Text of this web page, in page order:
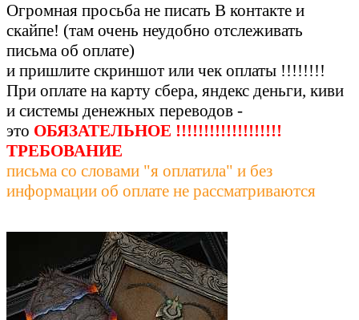
Огромная просьба не писать В контакте и
скайпе! (там очень неудобно отслеживать
письма об оплате)
и пришлите скриншот или чек оплаты !!!!!!!!
При оплате на карту сбера, яндекс деньги, киви
и системы денежных переводов -
это ОБЯЗАТЕЛЬНОЕ !!!!!!!!!!!!!!!!!!!
ТРЕБОВАНИЕ
письма со словами "я оплатила" и без
информации об оплате не рассматриваются